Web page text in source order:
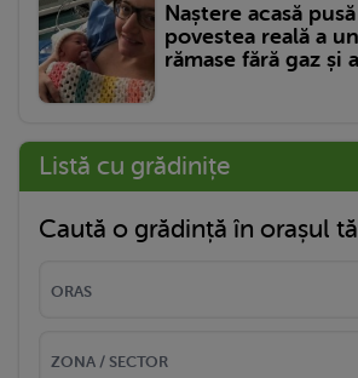
Naștere acasă
povestea reală a
rămase fără gaz și
Listă cu grădinițe
Caută o grădință în orașul